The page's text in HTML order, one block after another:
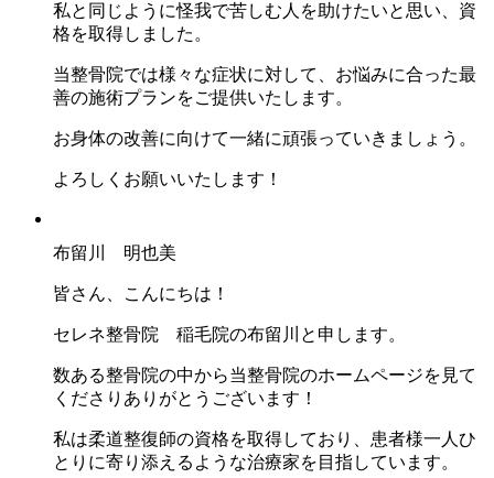
私と同じように怪我で苦しむ人を助けたいと思い、資
格を取得しました。
当整骨院では様々な症状に対して、お悩みに合った最
善の施術プランをご提供いたします。
お身体の改善に向けて一緒に頑張っていきましょう。
よろしくお願いいたします！
布留川 明也美
皆さん、こんにちは！
セレネ整骨院 稲毛院の布留川と申します。
数ある整骨院の中から当整骨院のホームページを見て
くださりありがとうございます！
私は柔道整復師の資格を取得しており、患者様一人ひ
とりに寄り添えるような治療家を目指しています。